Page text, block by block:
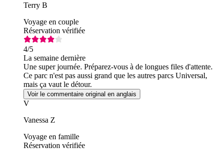
Terry B
Voyage en couple
Réservation vérifiée
4/5
La semaine dernière
Une super journée. Préparez-vous à de longues files d'attente.
Ce parc n'est pas aussi grand que les autres parcs Universal,
mais ça vaut le détour.
Voir le commentaire original en anglais
V
Vanessa Z
Voyage en famille
Réservation vérifiée